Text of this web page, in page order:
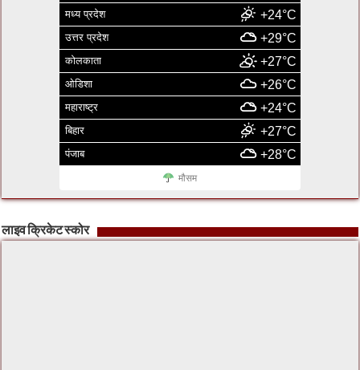
मध्य प्रदेश +24°C
उत्तर प्रदेश +29°C
कोलकाता +27°C
ओडिशा +26°C
महाराष्ट्र +24°C
बिहार +27°C
पंजाब +28°C
मौसम
लाइव क्रिकेट स्कोर